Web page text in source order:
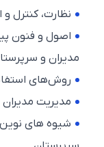
نظارت، کنترل و
اصول و فنون
مدیران و سرپرستان
روش‌های استفاده
مدیریت مدیران و
شیوه های نوین